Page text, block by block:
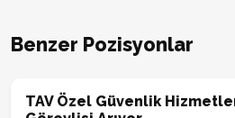
Benzer Pozisyonlar
TAV Özel Güvenlik